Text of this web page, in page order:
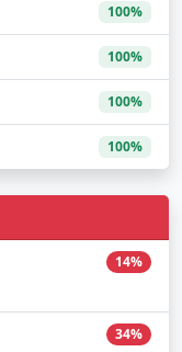
100%
100%
100%
100%
14%
34%